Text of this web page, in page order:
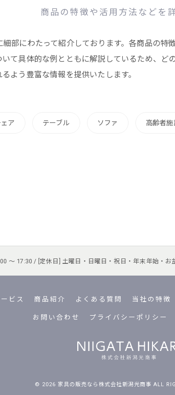
商品の特徴や活用方法などを
部にわたって紹介しております。各商品の
て具体的な例とともに解説しているため、
よう豊富な情報を提供いたします。
ア テーブル ソファ 高齢者施
～ 17:30 / [定休日] 土曜日・日曜日・祝日・年末年始・お
ビス 商品紹介 よくある質問 当社の特徴
お問い合わせ プライバシーポリシー
© 2026 家具の販売なら株式会社新潟光商事 ALL